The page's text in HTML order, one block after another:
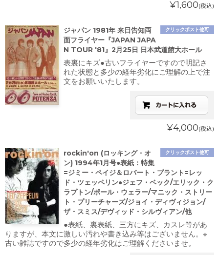
¥1,600(税込)
クリックポスト他可
ジャパン 1981年 来日告知両
面フライヤー『JAPAN JAPA
N TOUR '81』2月25日 日本武道館大ホール
表裏にキズ●古いフライヤーですので明記さ
れた状態と多少の経年劣化にご理解の上で注
文をお願いいたします。
¥4,000(税込)
クリックポスト他可
rockin'on (ロッキング・オ
ン) 1994年1月号●表紙：特集
=ジミー・ペイジ＆ロバート・プラント=レッ
ド・ツェッペリン●ジェフ・ベック/エリック・ク
ラプトン/ポール・ウェラー/マニック・ストリー
ト・プリーチャーズ/ジョイ・ディヴィジョン/
ザ・スミス/デヴィッド・シルヴィアン/他
●表紙、裏表紙、三方にキズ、カスレ等があ
りますが、本文に激しい汚れや書き込み等はございません。※
古い雑誌ですので多少の経年劣化はご理解くださいませ。